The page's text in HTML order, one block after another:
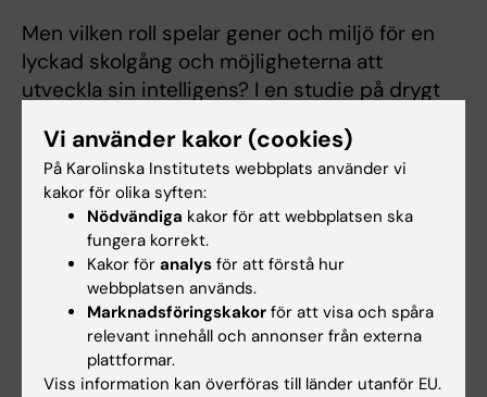
Men vilken roll spelar gener och miljö för en
lyckad skolgång och möjligheterna att
utveckla sin intelligens? I en studie på drygt
Klingberg med sin medarbetare Bruno Sauce,
tittat på hur gener påverkar hur arbetsminne
utvecklas, dels i takt med att barn blir äldre,
dels beroende på hur mycket
arbetsminnesträning barn får.
– Arbetsminnet ökade med åldern, men också
av träningen. Samma gener påverkade både
träning och utveckling. Det tyder också på att
Vi använder kakor (cookies)
På Karolinska Institutets webbplats använder vi
kakor för olika syften:
Nödvändiga kakor för att webbplatsen ska
fungera korrekt.
Kakor för analys för att förstå hur
webbplatsen används.
Marknadsföringskakor för att visa och spåra
relevant innehåll och annonser från externa
plattformar.
Viss information kan överföras till länder utanför EU.